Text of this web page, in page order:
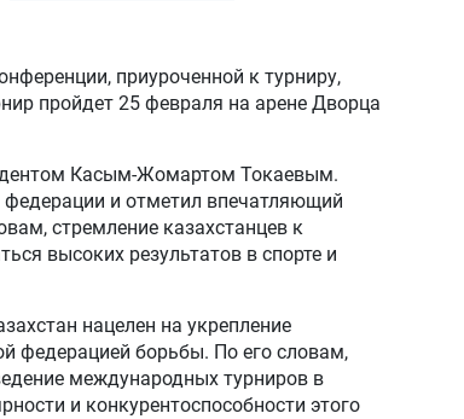
приуроченной к турниру,
пройдет 25 февраля на арене Дворца
Касым-Жомартом Токаевым.
и отметил впечатляющий
стремление казахстанцев к
высоких результатов в спорте и
нацелен на укрепление
федерацией борьбы. По его словам,
международных турниров в
и конкурентоспособности этого